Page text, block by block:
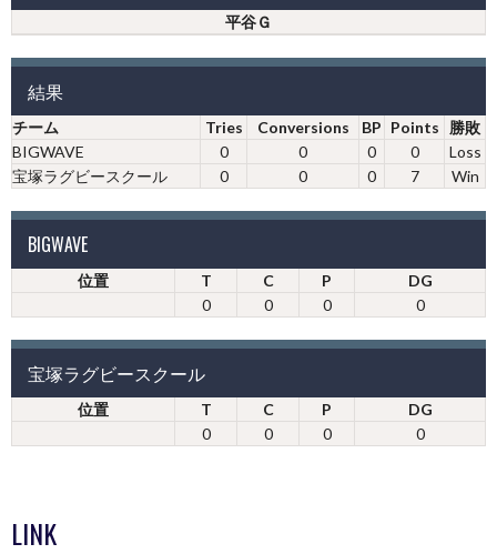
平谷Ｇ
結果
チーム Tries Conversions BP Points
勝敗
BIGWAVE
0 0 0 0
Loss
宝塚ラグビースクール
0 0 0 7 Win
BIGWAVE
位置 T C P
DG
0
0 0 0
宝塚ラグビースクール
位置 T C P
DG
0
0 0 0
LINK